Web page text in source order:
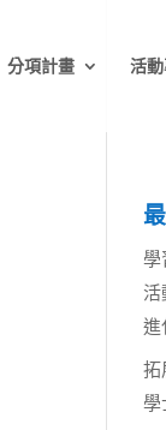
分項計畫 活
學
活
進
拓
學